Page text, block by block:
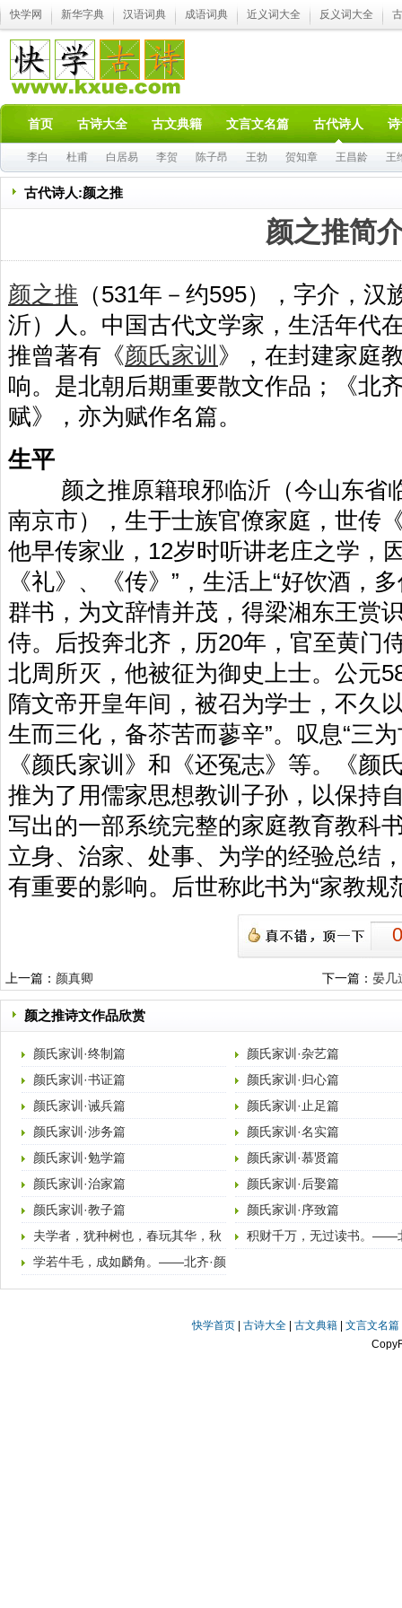
快学网 新华字典 汉语词典 成语词典 近义词大全 反义词大全
首页 古诗大全 古文典籍 文言文名篇 古代诗人
李白 杜甫 白居易 李贺 陈子昂 王勃 贺知章 王昌龄 王
古代诗人:颜之推
颜之推简
颜之推 （531年－约595），字介，
沂）人。中国古代文学家，生活年代
推曾著有《颜氏家训 》，在封建家庭
响。是北朝后期重要散文作品；《北
赋》，亦为赋作名篇。
生平
颜之推原籍琅邪临沂（今山东省
南京市），生于士族官僚家庭，世传
他早传家业，12岁时听讲老庄之学，
《礼》、《传》”，生活上“好饮酒，
群书，为文辞情并茂，得梁湘东王赏
侍。后投奔北齐，历20年，官至黄门
北周所灭，他被征为御史上士。公元
隋文帝开皇年间，被召为学士，不久
生而三化，备苶苦而蓼辛”。叹息“三
《颜氏家训》和《还冤志》等。《颜
推为了用儒家思想教训子孙，以保持
写出的一部系统完整的家庭教育教科
立身、治家、处事、为学的经验总结
有重要的影响。后世称此书为“家教规
上一篇： 颜真卿 下一篇：晏几
颜之推诗文作品欣赏
颜氏家训·终制篇
颜氏家训·杂艺篇
颜氏家训·书证篇
颜氏家训·归心篇
颜氏家训·诫兵篇
颜氏家训·止足篇
颜氏家训·涉务篇
颜氏家训·名实篇
颜氏家训·勉学篇
颜氏家训·慕贤篇
颜氏家训·治家篇
颜氏家训·后娶篇
颜氏家训·教子篇
颜氏家训·序致篇
夫学者，犹种树也，春玩其华，秋
登其实。——北齐·颜
积财千万，无过读书。——
学若牛毛，成如麟角。——北齐·颜
之推《颜氏家训·养
快学首页 |古诗大全 |古文典籍 |文言文名篇